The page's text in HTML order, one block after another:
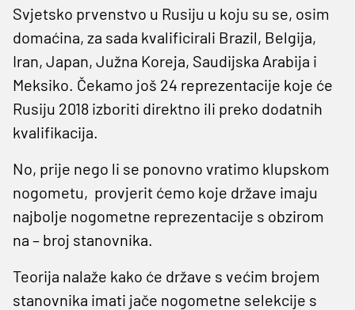
Svjetsko prvenstvo u Rusiju u koju su se, osim
domaćina, za sada kvalificirali Brazil, Belgija,
Iran, Japan, Južna Koreja, Saudijska Arabija i
Meksiko. Čekamo još 24 reprezentacije koje će
Rusiju 2018 izboriti direktno ili preko dodatnih
kvalifikacija.
No, prije nego li se ponovno vratimo klupskom
nogometu, provjerit ćemo koje države imaju
najbolje nogometne reprezentacije s obzirom
na – broj stanovnika.
Teorija nalaže kako će države s većim brojem
stanovnika imati jače nogometne selekcije s